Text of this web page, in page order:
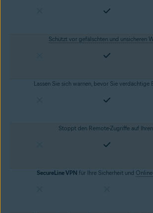
Schützt vor gefälschten und unsicheren
Lassen Sie sich warnen, bevor Sie verdächtige
Stoppt den Remote-Zugriffe auf
SecureLine VPN für Ihre Sicherheit und